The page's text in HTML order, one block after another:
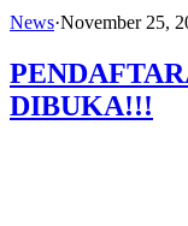
News·November 25,
DIBUKA!!!